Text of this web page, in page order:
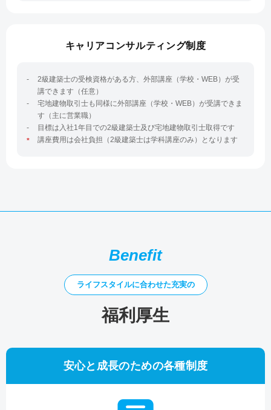
キャリアコンサルティング制度
2級建築士の受検資格がある方、外部講座（学校・WEB）が受
講できます（任意）
宅地建物取引士も同様に外部講座（学校・WEB）が受講できま
す（主に営業職）
目標は入社1年目での2級建築士及び宅地建物取引士取得です
講座費用は会社負担（2級建築士は学科講座のみ）となります
Benefit
ライフスタイルに合わせた充実の
福利厚生
安心と成長のための各種制度